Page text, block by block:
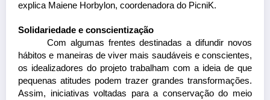
explica Maiene Horbylon, coordenadora do PicniK.
Solidariedade e conscientização
Com algumas frentes destinadas a difundir novos
hábitos e maneiras de viver mais saudáveis e conscientes,
os idealizadores do projeto trabalham com a ideia de que
pequenas atitudes podem trazer grandes transformações.
Assim, iniciativas voltadas para a conservação do meio